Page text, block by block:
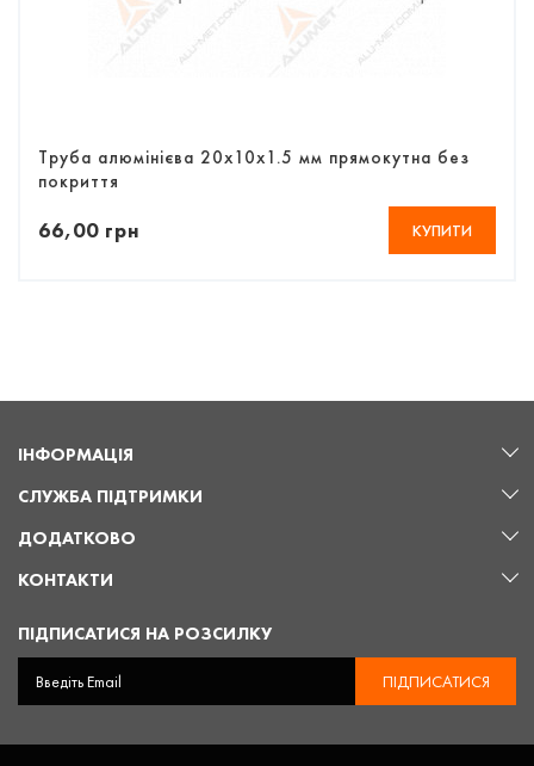
Труба алюмінієва 20х10х1.5 мм прямокутна без
покриття
66,00 грн КУПИТИ
ІНФОРМАЦІЯ
СЛУЖБА ПІДТРИМКИ
ДОДАТКОВО
КОНТАКТИ
ПІДПИСАТИСЯ НА РОЗСИЛКУ
ПІДПИСАТИСЯ